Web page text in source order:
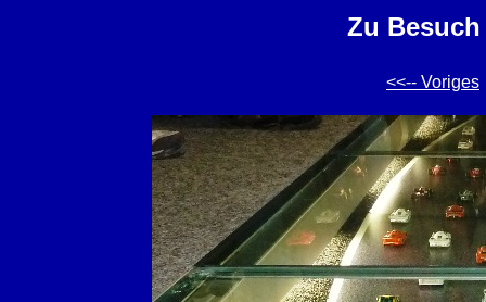
Zu Besuch
<<-- Voriges